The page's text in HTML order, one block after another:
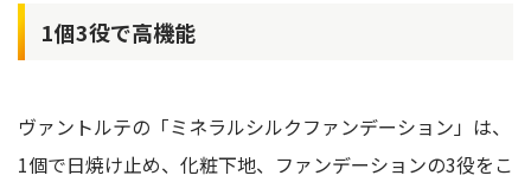
1個3役で高機能
ヴァントルテの「ミネラルシルクファンデーション」は、
1個で日焼け止め、化粧下地、ファンデーションの3役をこ